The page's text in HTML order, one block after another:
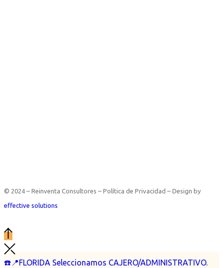
☎️📍FLORIDA Seleccionamos CAJERO/ADMINISTRATIVO.
© 2024 – Reinventa Consultores – Política de Privacidad – Design by
effective solutions